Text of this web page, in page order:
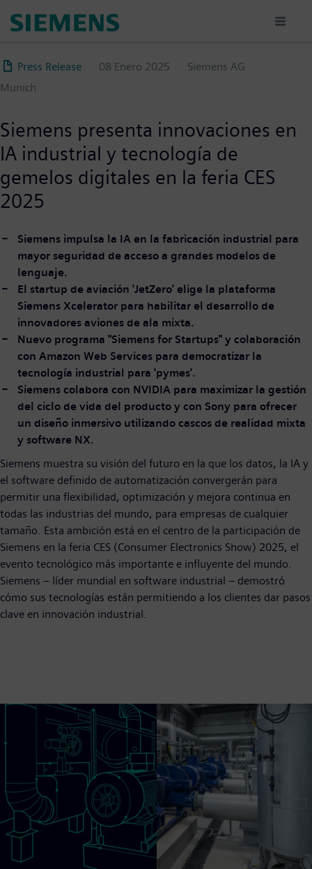
principal
Press Release 08 Enero 2025
Siemens AG
Munich
Siemens presenta innovaciones en
IA industrial y tecnología de
gemelos digitales en la feria CES
2025
Siemens impulsa la IA en la fabricación industrial para
mayor seguridad de acceso a grandes modelos de
lenguaje.
El startup de aviación 'JetZero' elige la plataforma
Siemens Xcelerator para habilitar el desarrollo de
innovadores aviones de ala mixta.
Nuevo programa "Siemens for Startups" y colaboración
con Amazon Web Services para democratizar la
tecnología industrial para 'pymes'.
Siemens colabora con NVIDIA para maximizar la gestión
del ciclo de vida del producto y con Sony para ofrecer
un diseño inmersivo utilizando cascos de realidad mixta
y software NX.
Siemens muestra su visión del futuro en la que los datos, la IA y
el software definido de automatización convergerán para
permitir una flexibilidad, optimización y mejora continua en
todas las industrias del mundo, para empresas de cualquier
tamaño. Esta ambición está en el centro de la participación de
Siemens en la feria CES (Consumer Electronics Show) 2025, el
evento tecnológico más importante e influyente del mundo.
Siemens – líder mundial en software industrial – demostró
cómo sus tecnologías están permitiendo a los clientes dar pasos
clave en innovación industrial.